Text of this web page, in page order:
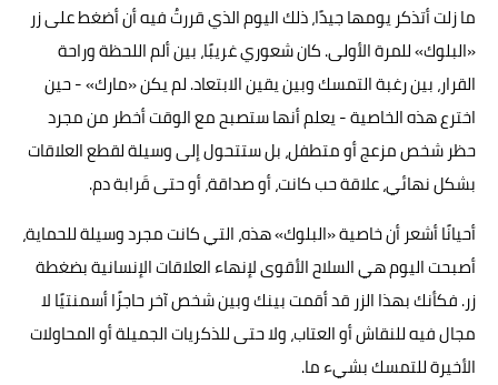
ما زلت أتذكر يومها جيدًا، ذلك اليوم الذي قررتُ فيه أن أضغط على زر
«البلوك» للمرة الأولى. كان شعوري غريبًا، بين ألم اللحظة وراحة
القرار، بين رغبة التمسك وبين يقين الابتعاد. لم يكن «مارك» - حين
اخترع هذه الخاصية - يعلم أنها ستصبح مع الوقت أخطر من مجرد
حظر شخص مزعج أو متطفل، بل ستتحول إلى وسيلة لقطع العلاقات
بشكل نهائي، علاقة حب كانت، أو صداقة، أو حتى قَرابة دم.
أحيانًا أشعر أن خاصية «البلوك» هذه، التي كانت مجرد وسيلة للحماية،
أصبحت اليوم هي السلاح الأقوى لإنهاء العلاقات الإنسانية بضغطة
زر. فكأنك بهذا الزر قد أقمت بينك وبين شخص آخر حاجزًا أسمنتيًا لا
مجال فيه للنقاش أو العتاب، ولا حتى للذكريات الجميلة أو المحاولات
الأخيرة للتمسك بشيء ما.